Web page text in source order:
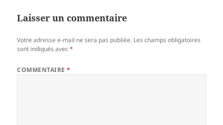
Laisser un commentaire
Votre adresse e-mail ne sera pas publiée. Les champs obligatoires
sont indiqués avec*
COMMENTAIRE*